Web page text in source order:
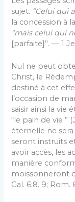
sujet. “Celui qui
la concession à
“mais celui qui
[parfaite]”. — 1
Nul ne peut
Christ, le
destiné à cet
l’occasion de
saisir ainsi la vie
“le pain de vie ”
éternelle ne sera
seront instruits
avoir accès, les
manière
moissonneront
Gal. 6:8. 9; Rom.